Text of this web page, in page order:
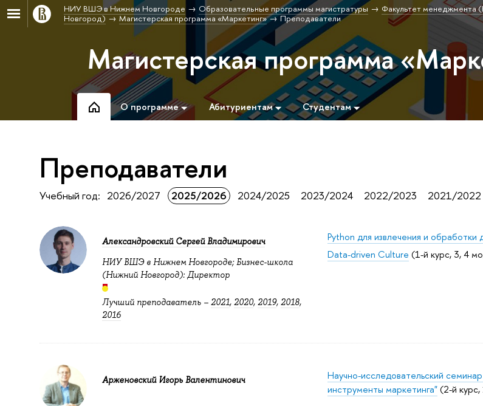
НИУ ВШЭ в Нижнем Новгороде Образовательные программы магистратуры
Факультет менеджмента
Новгород)
Магистерская программа «Маркетинг» Преподаватели
Магистерская программа
О программе Абитуриентам Студентам
Преподаватели
Учебный год: 2026/2027 2025/2026 2024/2025 2023/2024 2022/2023 2021/2022
Александровский Сергей Владимирович
НИУ ВШЭ в Нижнем Новгороде; Бизнес-школа
(Нижний Новгород): Директор
Лучший преподаватель – 2021, 2020, 2019, 2018,
2016
Python для извлечения и обработки
Data-driven Culture (1-й курс, 3, 4
Арженовский Игорь Валентинович
Научно-исследовательский
инструменты маркетинга"(2-й курс,